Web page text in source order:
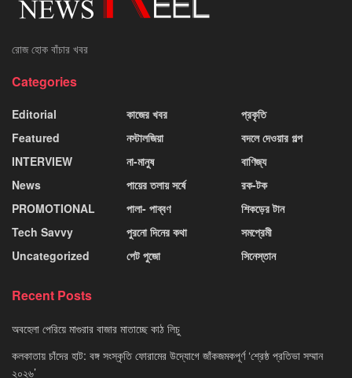
রোজ হোক বাঁচার খবর
Categories
Editorial
Featured
INTERVIEW
News
PROMOTIONAL
Tech Savvy
Uncategorized
কাজের খবর
নস্টালজিয়া
না-মানুষ
পায়ের তলায় সর্ষে
পালা- পাব্বণ
পুরনো দিনের কথা
পেট পুজো
প্রকৃতি
বদলে দেওয়ার গল্প
বাণিজ্য
রক-টক
শিকড়ের টান
সমপ্রেমী
সিনেস্তান
Recent Posts
অবহেলা পেরিয়ে মাগুরার বাজার মাতাচ্ছে কাঠ লিচু
কলকাতায় চাঁদের হাট: বঙ্গ সংস্কৃতি ফোরামের উদ্যোগে জাঁকজমকপূর্ণ ‘শ্রেষ্ঠ প্রতিভা সম্মান
২০২৬’